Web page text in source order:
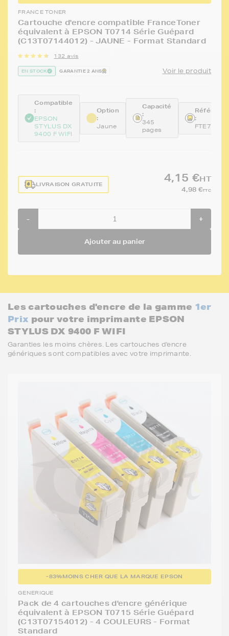
FRANCE TONER
Cartouche d'encre compatible FranceToner
équivalent à EPSON T0714 Série Guépard
(C13T07144012) - JAUNE - Format Standard
132 avis
EN STOCK GARANTIE 2 ANS Voir le produit
Compatible
:
EPSON
STYLUS DX
9400 F WIFI
Option
:
Jaune
Capacité
:
345
pages
:
FTE714
LIVRAISON GRATUITE
4,15 €HT
4,98 €TTC
- +
Ajouter au panier
Les cartouches d'encre de la gamme 1er
Prix pour votre imprimante EPSON
STYLUS DX 9400 F WIFI
Garanties les moins chères. Les cartouches d'encre
génériques sont compatibles avec votre imprimante.
-83%MOINS CHER QUE LA MARQUE EPSON
GENERIQUE
Pack de 4 cartouches d'encre générique
équivalent à EPSON T0715 Série Guépard
(C13T07154012) - 4 COULEURS - Format
Standard